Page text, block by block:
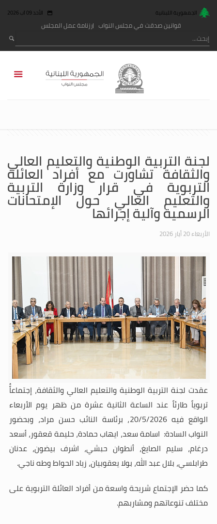
الجمهورية اللبنانية الأحد 09 آب 2026
قوانين صدقت في مجلس النواب رزنامة عمل المجلس
لجنة التربية الوطنية والتعليم العالي
والثقافة تشاورت مع أفراد العائلة
التربوية في قرار وزارة التربية
والتعليم العالي حول الإمتحانات
الرسمية وآلية إجرائها
الأربعاء 20 أيار 2026
عقدت لجنة التربية الوطنية والتعليم العالي والثقافة، إجتماعاًُ
تربوياً طارئاً عند الساعة الثانية عشرة من ظهر يوم الأربعاء
الواقع فيه 20/5/2026، برئاسة النائب حسن مراد، وبحضور
النواب السادة: اسامة سعد، ايهاب حمادة، حليمة قعقور، أسعد
درغام، سليم الصايغ، أنطوان حبشي، اشرف بيضون، عدنان
طرابلسي، بلال عبد الله، بولا يعقوبيان، زياد الحواط وطه ناجي.
كما حضر الإجتماع شريحة واسعة من أفراد العائلة التربوية على
مختلف تنوعاتهم ومشاربهم.